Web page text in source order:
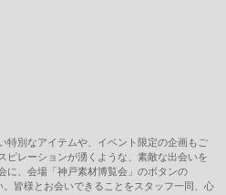
特別なアイテムや、イベント限定の企画もご
ピレーションが湧くような、素敵な出会いを
に、会場「神戸素材博覧会」のボタンの
皆様とお会いできることをスタッフ一同、心